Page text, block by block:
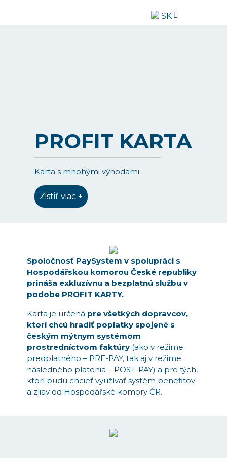
SK
PROFIT KARTA
Karta s mnohými výhodami
Zistiť viac +
Spoločnosť PaySystem v spolupráci s
Hospodářskou komorou České republiky
prináša exkluzívnu a bezplatnú službu v
podobe PROFIT KARTY.
Karta je určená pre všetkých dopravcov,
ktorí chcú hradiť poplatky spojené s
českým mýtnym systémom
prostredníctvom faktúry(ako v režime
predplatného – PRE-PAY, tak aj v režime
následného platenia – POST-PAY) a pre tých,
ktorí budú chcieť využívať systém benefitov
a zliav od Hospodářské komory ČR.